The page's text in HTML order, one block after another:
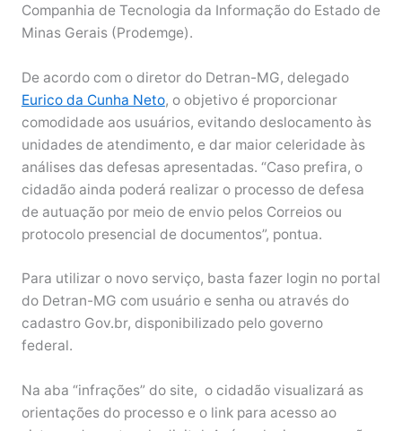
Companhia de Tecnologia da Informação do Estado de
Minas Gerais (Prodemge).
De acordo com o diretor do Detran-MG, delegado
Eurico da Cunha Neto, o objetivo é proporcionar
comodidade aos usuários, evitando deslocamento às
unidades de atendimento, e dar maior celeridade às
análises das defesas apresentadas. “Caso prefira, o
cidadão ainda poderá realizar o processo de defesa
de autuação por meio de envio pelos Correios ou
protocolo presencial de documentos”, pontua.
Para utilizar o novo serviço, basta fazer login no portal
do Detran-MG com usuário e senha ou através do
cadastro Gov.br, disponibilizado pelo governo
federal.
Na aba “infrações” do site, o cidadão visualizará as
orientações do processo e o link para acesso ao